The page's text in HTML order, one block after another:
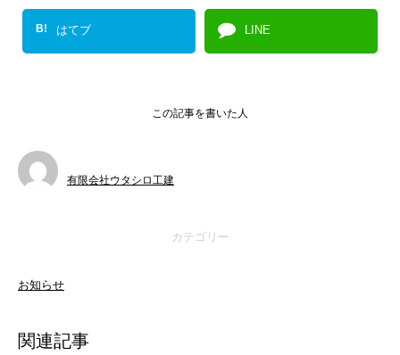
B! はてブ LINE
この記事を書いた人
有限会社ウタシロ工建
カテゴリー
お知らせ
関連記事